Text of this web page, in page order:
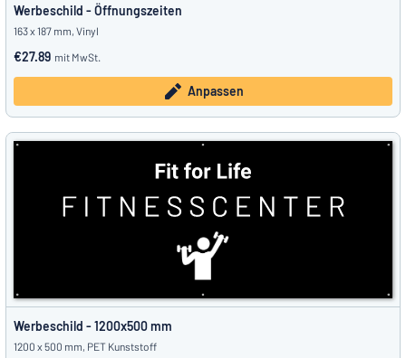
Werbeschild - Öffnungszeiten
163 x 187 mm, Vinyl
€27.89 mit MwSt.
Anpassen
Werbeschild - 1200x500 mm
1200 x 500 mm, PET Kunststoff